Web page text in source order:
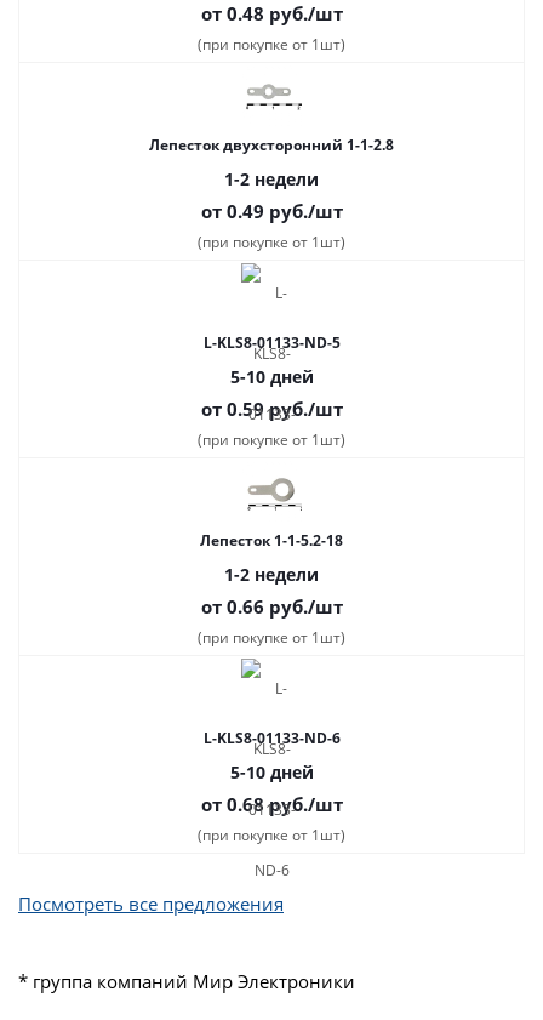
от 0.48 руб./шт
(при покупке от 1шт)
Лепесток двухсторонний 1-1-2.8
1-2 недели
от 0.49 руб./шт
(при покупке от 1шт)
L-KLS8-01133-ND-5
5-10 дней
от 0.59 руб./шт
(при покупке от 1шт)
Лепесток 1-1-5.2-18
1-2 недели
от 0.66 руб./шт
(при покупке от 1шт)
L-KLS8-01133-ND-6
5-10 дней
от 0.68 руб./шт
(при покупке от 1шт)
Посмотреть все предложения
* группа компаний Мир Электроники